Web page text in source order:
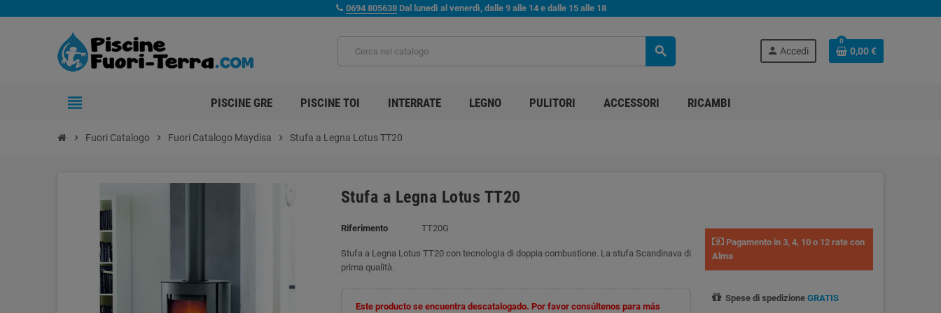
0694 805638 Dal lunedì al venerdì, dalle 9 alle 14 e dalle 15 alle 18
search person Accedi
0
0,00 €
view_headline PISCINE GRE PISCINE TOI INTERRATE LEGNO PULITORI ACCESSORI RICAMBI
chevron_right Fuori Catalogo chevron_right Fuori Catalogo Maydisa chevron_right Stufa a Legna Lotus TT20
Stufa a Legna Lotus TT20
Riferimento TT20G
Stufa a Legna Lotus TT20 con tecnologIa di doppia combustione. La stufa Scandinava di
prima qualità.
Este producto se encuentra descatalogado. Por favor consúltenos para más
Pagamento in 3, 4, 10 o 12 rate con
Alma
Spese di spedizione GRATIS